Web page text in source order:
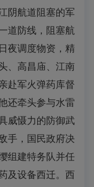
阴航道阻塞的军
道防线，阻塞航
夜调度物资，精
、高昌庙、江南
赴军火弹药库督
还牵头参与水雷
威慑力的防御武
手，国民政府决
组建特务队并任
及设备西迁。西